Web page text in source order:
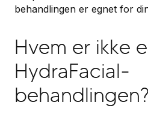
behandlingen er egnet for
Hvem er ikke
HydraFacial-
behandlingen?